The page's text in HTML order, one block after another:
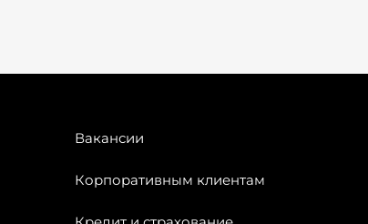
Вакансии
Корпоративным клиентам